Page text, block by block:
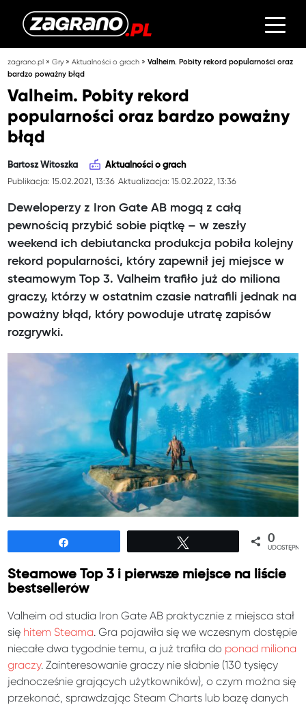
zagrano.pl »Gry»Aktualności o grach »Valheim. Pobity rekord popularności oraz
bardzo poważny błąd
Valheim. Pobity rekord
popularności oraz bardzo poważny
błąd
Bartosz Witoszka Aktualności o grach
Publikacja: 15.02.2021, 13:36 Aktualizacja: 15.02.2022, 13:36
Deweloperzy z Iron Gate AB mogą z całą
pewnością przybić sobie piątkę – w zeszły
weekend ich debiutancka produkcja pobiła kolejny
rekord popularności, który zapewnił jej miejsce w
steamowym Top 3. Valheim trafiło już do miliona
graczy, którzy w ostatnim czasie natrafili jednak na
poważny błąd, który powoduje utratę zapisów
rozgrywki.
0
Steamowe Top 3 i pierwsze miejsce na liście
bestsellerów
Valheim od studia Iron Gate AB praktycznie z miejsca stał
się hitem Steama. Gra pojawiła się we wczesnym dostępie
niecałe dwa tygodnie temu, a już trafiła do ponad miliona
graczy. Zainteresowanie graczy nie słabnie (130 tysięcy
jednocześnie grających użytkowników), o czym można się
przekonać, sprawdzając Steam Charts lub bazę danych